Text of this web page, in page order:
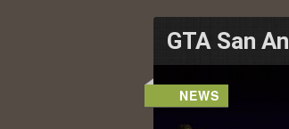
GTA San
NEWS